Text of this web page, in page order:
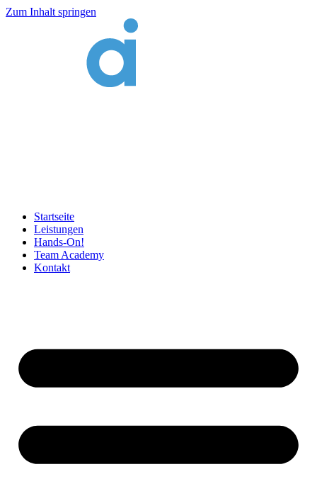
Zum Inhalt springen
Startseite
Leistungen
Hands-On!
Team Academy
Kontakt